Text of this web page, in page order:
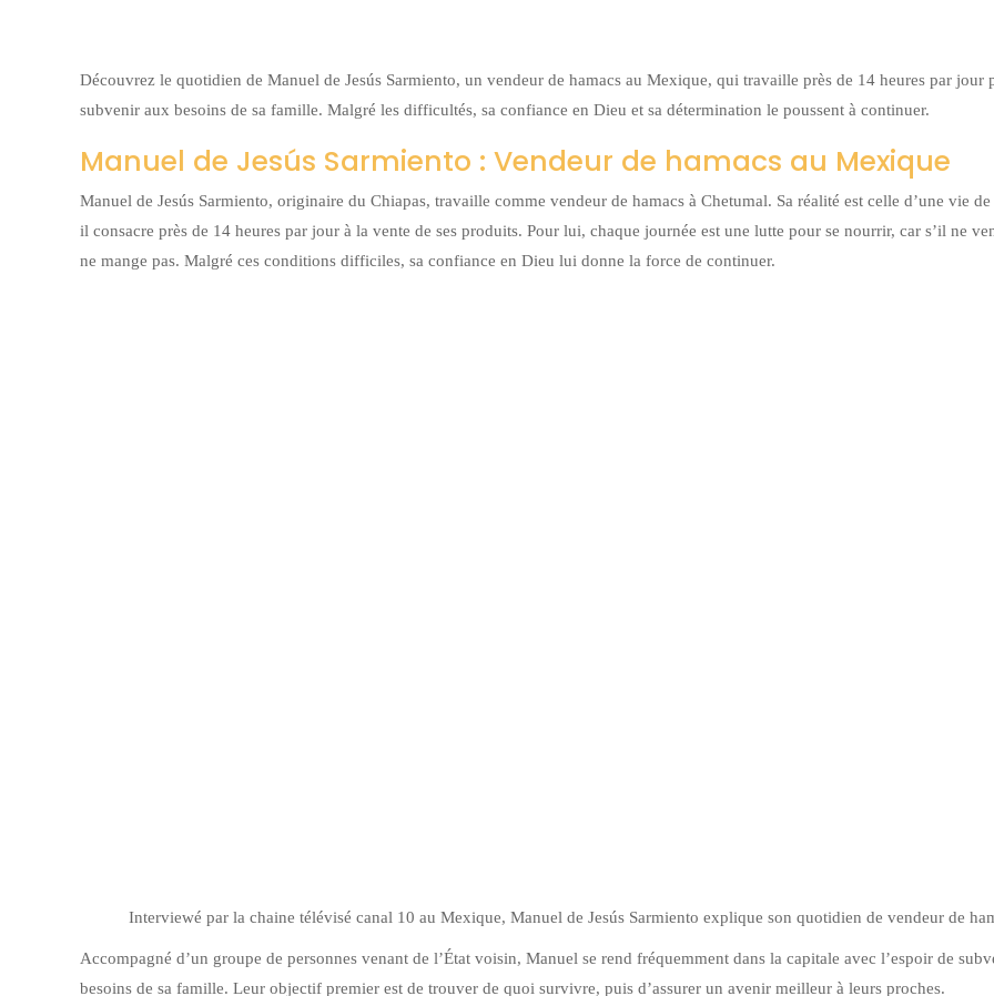
Découvrez le quotidien de Manuel de Jesús Sarmiento, un vendeur de hamacs au Mexique, qui travaille près de 14 heures par jour
subvenir aux besoins de sa famille. Malgré les difficultés, sa confiance en Dieu et sa détermination le poussent à continuer.
Manuel de Jesús Sarmiento : Vendeur de hamacs au Mexique
Manuel de Jesús Sarmiento, originaire du Chiapas, travaille comme vendeur de hamacs à Chetumal. Sa réalité est celle d’une vie
il consacre près de 14 heures par jour à la vente de ses produits. Pour lui, chaque journée est une lutte pour se nourrir, car s’il ne
ne mange pas. Malgré ces conditions difficiles, sa confiance en Dieu lui donne la force de continuer.
Interviewé par la chaine télévisé canal 10 au Mexique, Manuel de Jesús Sarmiento explique son quotidien de vendeur de
Accompagné d’un groupe de personnes venant de l’État voisin, Manuel se rend fréquemment dans la capitale avec l’espoir de
besoins de sa famille. Leur objectif premier est de trouver de quoi survivre, puis d’assurer un avenir meilleur à leurs proches.